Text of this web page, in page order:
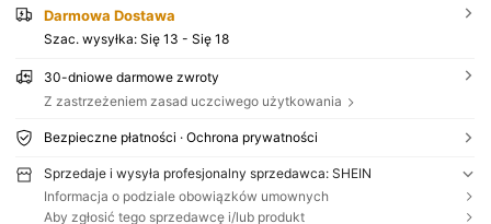
Darmowa Dostawa
Szac. wysyłka: Się 13 - Się 18
30-dniowe darmowe zwroty
Z zastrzeżeniem zasad uczciwego użytkowania
Bezpieczne płatności · Ochrona prywatności
Sprzedaje i wysyła profesjonalny sprzedawca: SHEIN
Informacja o podziale obowiązków umownych
Aby zgłosić tego sprzedawcę i/lub produkt